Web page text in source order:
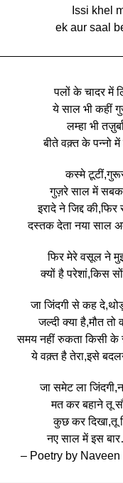
Issi khel
ek aur saal
पलों के चादर में
ये साल भी कहीं
लम्हा भी
बीते वक़्त के पन्नो
कस्मे
गुज़रे साल में
इरादे ने जिद्द की,फिर
दस्तक देता नया साल
फिर मेरे वसूल ने
क्यों है परेशां,किस
जा जिंदगी से कह
जल्दी क्या है,मौत
समय नहीं रुकता किसी के
ये वक़्त है तेरा,इसे
जा समेट ला
मत कर बहाने तू
कुछ कर दिखा,तू
नए साल में इस
– Poetry by